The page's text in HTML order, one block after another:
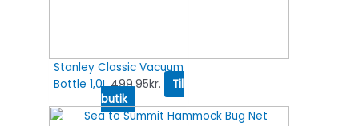
Stanley Classic Vacuum
Bottle 1,0L 499.95kr.
Til
butik